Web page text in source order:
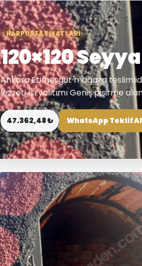
HARPUSTA FIYATLARI
120×120
Ankara Etimesgut mağaza
lezzeti Isı yalıtımı Geniş pişirme
47.362,48 ₺ WhatsApp Teklif Al